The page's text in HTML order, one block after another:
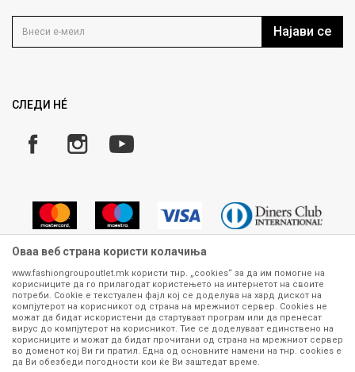
Кариера
Како да купите
Замена и рефундација на производи
Плаќање
Најави се
СЛЕДИ НÉ
Сите информации околу производите кои се изложени на нашата
онлајн продавница се стремиме да бидат конкретни, точни и прецизни,
меѓутоа не можеме да гарантираме дека се без ниту една грешка или
пак дека сите производи во моментот се достапни на залиха.
Фотографиите се најверодостојниот приказ на производот. Доколку
дојде до потреба за замена на производ или рефундација, процедурата
Оваа веб страна користи колачиња
www.fashiongroupoutlet.mk користи тнр. „cookies“ за да им помогне на
корисниците да го прилагодат користењето на интернетот на своите
потреби. Cookie е текстуален фајл кој се доделува на хард дискот на
компјутерот на корисникот од страна на мрежниот сервер. Cookies не
можат да бидат искористени да стартуваат програм или да пренесат
вирус до компјутерот на корисникот. Тие се доделуваат единствено на
корисниците и можат да бидат прочитани од страна на мрежниот сервер
во доменот кој Ви ги пратил. Една од основните намени на тнр. сookies е
да Ви обезбеди погодности кои ќе Ви заштедат време.